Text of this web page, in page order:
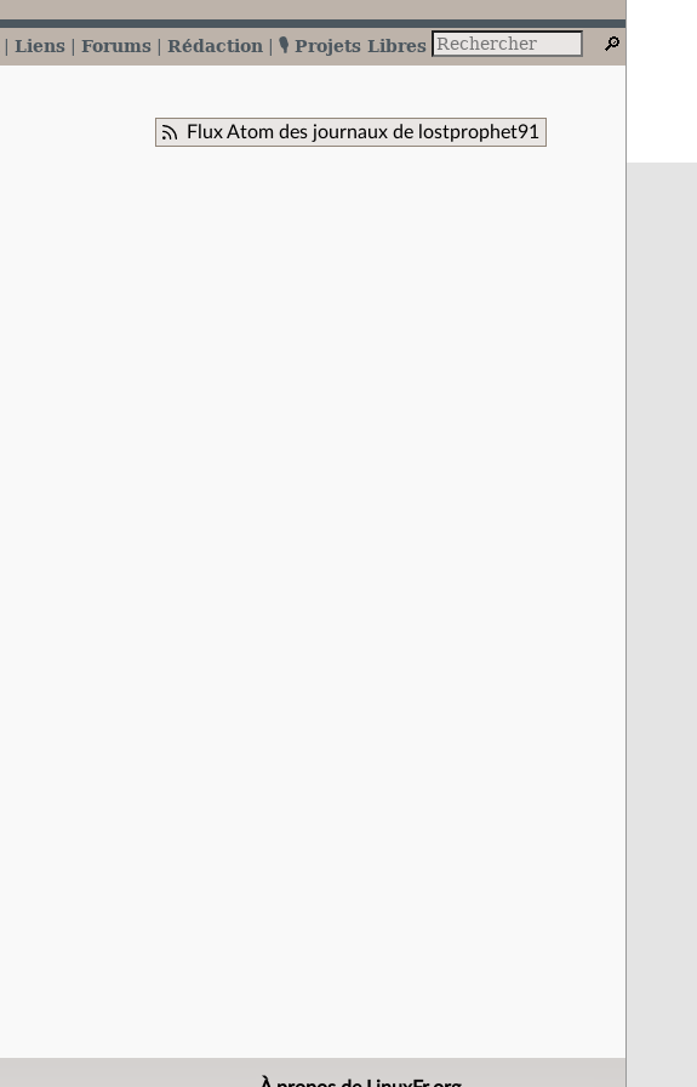
Liens Forums Rédaction 🎙️ Projets Libres
Flux Atom des journaux de lostprophet91